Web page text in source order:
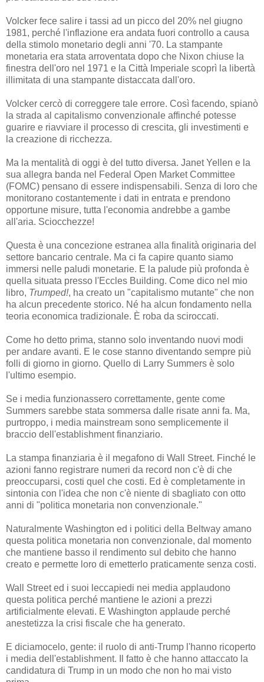
Volcker fece salire i tassi ad un picco del 20% nel giugno
1981, perché l'inflazione era andata fuori controllo a causa
della stimolo monetario degli anni '70. La stampante
monetaria era stata arroventata dopo che Nixon chiuse la
finestra dell'oro nel 1971 e la Città Imperiale scoprì la libertà
illimitata di una stampante distaccata dall'oro.
Volcker cercò di correggere tale errore. Così facendo, spianò
la strada al capitalismo convenzionale affinché potesse
guarire e riavviare il processo di crescita, gli investimenti e
la creazione di ricchezza.
Ma la mentalità di oggi è del tutto diversa. Janet Yellen e la
sua allegra banda nel Federal Open Market Committee
(FOMC) pensano di essere indispensabili. Senza di loro che
monitorano costantemente i dati in entrata e prendono
opportune misure, tutta l'economia andrebbe a gambe
all'aria. Sciocchezze!
Questa è una concezione estranea alla finalità originaria del
settore bancario centrale. Ma ci fa capire quanto siamo
immersi nelle paludi monetarie. E la palude più profonda è
quella situata presso l'Eccles Building. Come dico nel mio
libro, Trumped!, ha creato un "capitalismo mutante" che non
ha alcun precedente storico. Né ha alcun fondamento nella
teoria economica tradizionale. È roba da sciroccati.
Come ho detto prima, stanno solo inventando nuovi modi
per andare avanti. E le cose stanno diventando sempre più
folli di giorno in giorno. Quello di Larry Summers è solo
l'ultimo esempio.
Se i media funzionassero correttamente, gente come
Summers sarebbe stata sommersa dalle risate anni fa. Ma,
purtroppo, i media mainstream sono semplicemente il
braccio dell'establishment finanziario.
La stampa finanziaria è il megafono di Wall Street. Finché le
azioni fanno registrare numeri da record non c'è di che
preoccuparsi, costi quel che costi. Ed è completamente in
sintonia con l'idea che non c'è niente di sbagliato con otto
anni di "politica monetaria non convenzionale."
Naturalmente Washington ed i politici della Beltway amano
questa politica monetaria non convenzionale, dal momento
che mantiene basso il rendimento sul debito che hanno
creato e permette loro di emetterlo praticamente senza costi.
Wall Street ed i suoi leccapiedi nei media applaudono
questa politica perché mantiene le azioni a prezzi
artificialmente elevati. E Washington applaude perché
anestetizza la crisi fiscale che ha generato.
E diciamocelo, gente: il ruolo di anti-Trump l'hanno ricoperto
i media dell'establishment. Il fatto è che hanno attaccato la
candidatura di Trump in un modo che non ho mai visto